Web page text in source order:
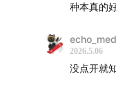
中国的人 均
但按照俄罗
上农机，忙
种本真的
2026.5.06
没点开就